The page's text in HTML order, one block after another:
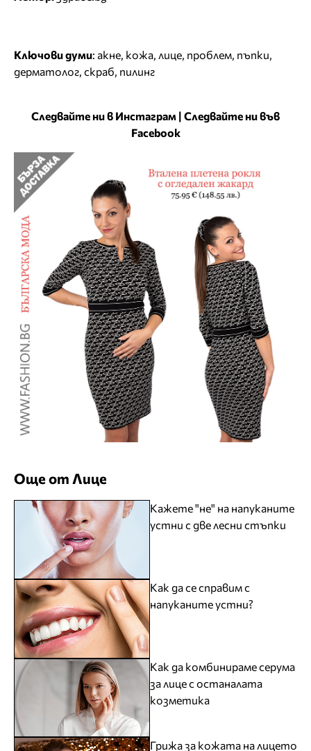
Ключови думи: акне, кожа, лице, проблем, пъпки,
дерматолог, скраб, пилинг
Следвайте ни в Инстаграм | Следвайте ни във
Facebook
Още от Лице
Кажете "не" на напуканите
устни с две лесни стъпки
Как да се справим с
напуканите устни?
Как да комбинираме серума
за лице с останалата
козметика
Грижа за кожата на лицето